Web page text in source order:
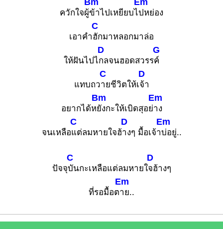
ควักใจผู้ข้าไปเหยียบไปหย่อง
เอาคำ
C
ฮักมาหลอกมาล่อ
ให้ฝันไปไ
D
กลจนฮอดสวรร
G
ค์
แทบถว
C
ายชีวิตให้เ
D
จ้า
อยากได้ห
Bm
ยังกะให้เบิดสุอย่
Em
าง
จนเหลือ
C
แต่ลมหายใจฮ้
D
างๆ มื้อเจ้า
Em
บ่อยู่..
ปัจจุ
C
บันกะเหลือแต่ลมหายใ
D
จฮ้างๆ
ที่รอมื้อต
Em
าย..